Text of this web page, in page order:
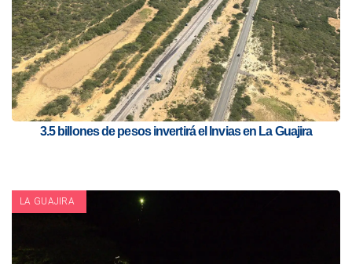
3.5 billones de pesos invertirá el Invias en La Guajira
LA GUAJIRA